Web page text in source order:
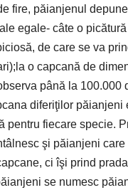
fire, păianjenul
egale- câte o
de care se va
o capcană de
până la 100.000
diferiţilor păianjeni
pentru fiecare specie.
şi păianjeni care
ci îşi prind
se numesc